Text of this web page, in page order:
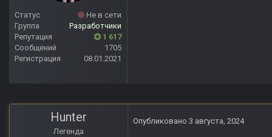
Статус
Не в сети
Группа
Разработчики
Репутация
1 617
Сообщений
1705
Регистрация
08.01.2021
Hunter
Легенда
Опубликовано 3 августа, 2024